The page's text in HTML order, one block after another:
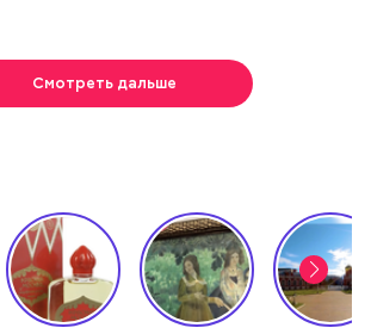
Смотреть дальше